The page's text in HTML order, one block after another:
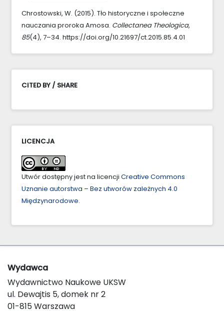
Chrostowski, W. (2015). Tło historyczne i społeczne
nauczania proroka Amosa. Collectanea Theologica,
85(4), 7–34. https://doi.org/10.21697/ct.2015.85.4.01
CITED BY / SHARE
LICENCJA
Utwór dostępny jest na licencji Creative Commons
Uznanie autorstwa – Bez utworów zależnych 4.0
Międzynarodowe.
Wydawca
Wydawnictwo Naukowe UKSW
ul. Dewajtis 5, domek nr 2
01-815 Warszawa